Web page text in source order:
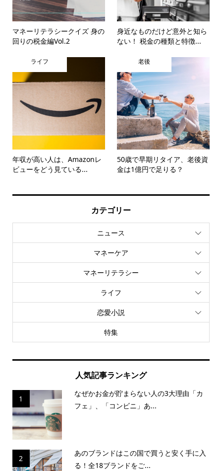
マネーリテラシークイズ 身の
回りの税金編Vol.2
身近なものだけど意外と知ら
ない！ 税金の種類と特徴...
ライフ
年収が高い人は、Amazonレ
ビューをどう見ている...
老後
50歳で早期リタイア、老後資
金は1億円で足りる？
カテゴリー
ニュース
マネーケア
マネーリテラシー
ライフ
恋愛小説
特集
人気記事ランキング
1
なぜかお金が貯まらない人の3大理由「カ
フェ」、「コンビニ」あ...
2
あのブランドはこの国で買うと安く手に入
る！全18ブランドをご...